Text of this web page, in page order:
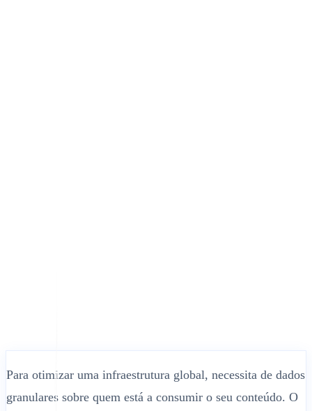
Para otimizar uma infraestrutura global, necessita de dados
granulares sobre quem está a consumir o seu conteúdo. O